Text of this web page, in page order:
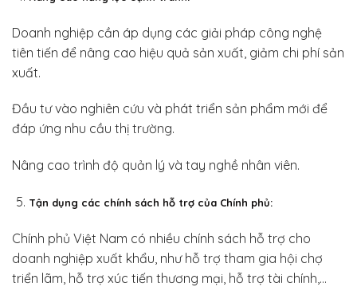
Doanh nghiệp cần áp dụng các giải pháp công nghệ
tiên tiến để nâng cao hiệu quả sản xuất, giảm chi phí sản
xuất.
Đầu tư vào nghiên cứu và phát triển sản phẩm mới để
đáp ứng nhu cầu thị trường.
Nâng cao trình độ quản lý và tay nghề nhân viên.
Tận dụng các chính sách hỗ trợ của Chính phủ:
Chính phủ Việt Nam có nhiều chính sách hỗ trợ cho
doanh nghiệp xuất khẩu, như hỗ trợ tham gia hội chợ
triển lãm, hỗ trợ xúc tiến thương mại, hỗ trợ tài chính,…